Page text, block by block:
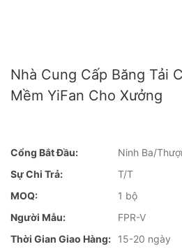
Nhà Cung Cấp Băng Tải
Mềm YiFan Cho Xưởng
Cổng Bắt Đầu:
Ninh Ba/
Sự Chi Trả:
T/T
MOQ:
1 bộ
Người Mẫu:
FPR-V
Thời Gian Giao Hàng:
15-20 ngày